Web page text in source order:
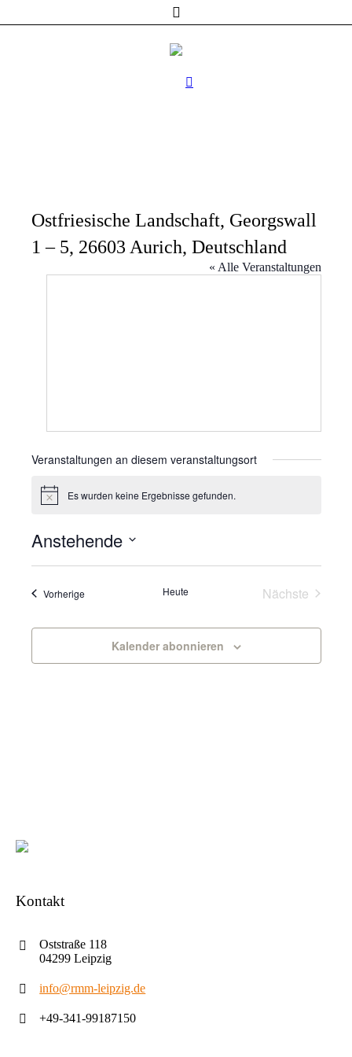
Ostfriesische Landschaft, Georgswall
1 – 5, 26603 Aurich, Deutschland
« Alle Veranstaltungen
Veranstaltungen an diesem veranstaltungsort
HinweisEs wurden keine Ergebnisse gefunden.
Anstehende
VorherigeVeranstaltungen Heute Nächste
Kalender abonnieren
Kontakt
Oststraße 118
04299 Leipzig
info@rmm-leipzig.de
+49-341-99187150